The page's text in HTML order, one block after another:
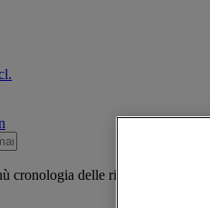
cronologia delle ricerche